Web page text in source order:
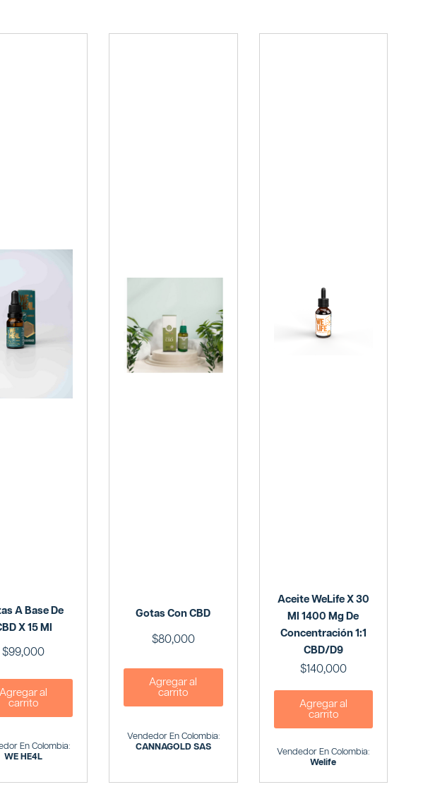
A Base De
X 15 Ml
$99,000
Agregar al
carrito
En Colombia:
WE HE4L
Gotas Con CBD
$80,000
Agregar al
carrito
Vendedor En Colombia:
CANNAGOLD SAS
Aceite WeLife X 30
Ml 1400 Mg De
Concentración 1:1
CBD/D9
$140,000
Agregar al
carrito
Vendedor En Colombia:
Welife